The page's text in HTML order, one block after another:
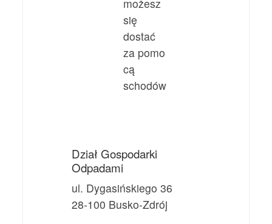
możesz
się
dostać
za pomo
cą
schodów
Dział Gospodarki
Odpadami
ul. Dygasińskiego 36
28-100 Busko-Zdrój